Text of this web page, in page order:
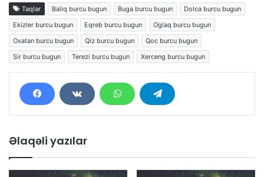
Təqlər Baliq burcu bugun Buga burcu bugun
Dolca burcu bugun
Ekizler burcu bugun
Eqreb burcu bugun
Oglaq burcu bugun
Oxatan burcu bugun
Qiz burcu bugun
Qoc burcu bugun
Sir burcu bugun
Terezi burcu bugun Xerceng burcu bugun
Əlaqəli yazılar